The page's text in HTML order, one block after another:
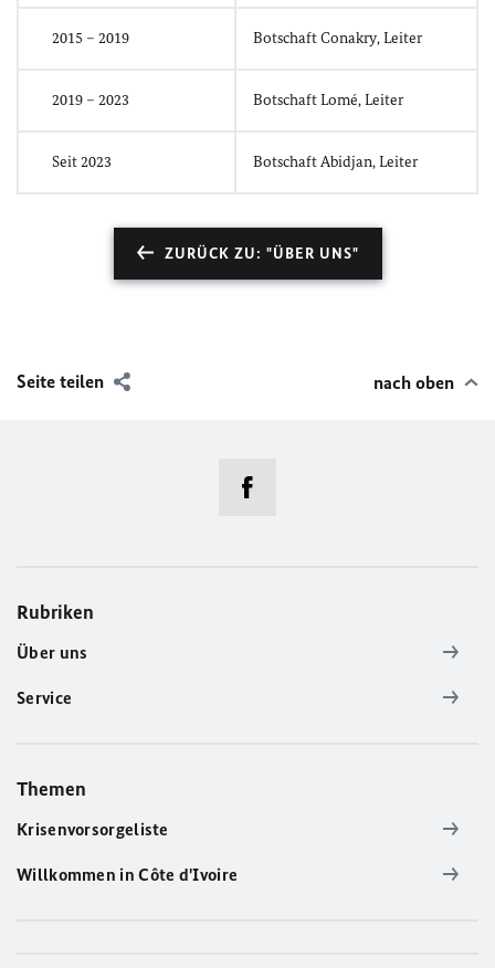
2015 – 2019 Botschaft Conakry, Leiter
2019 – 2023 Botschaft Lomé, Leiter
Seit 2023 Botschaft Abidjan, Leiter
ZURÜCK ZU: "ÜBER UNS"
Seite teilen nach oben
Rubriken
Über uns
Service
Themen
Krisenvorsorgeliste
Willkommen in Côte d'Ivoire